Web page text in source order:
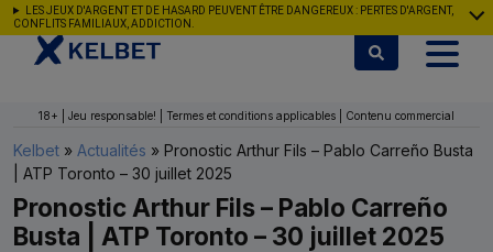
Aller au contenu
LES JEUX D'ARGENT ET DE HASARD PEUVENT ÊTRE DANGEREUX : PERTES D'ARGENT,
CONFLITS FAMILIAUX, ADDICTION.
18+ | Jeu responsable! | Termes et conditions applicables | Contenu commercial
Kelbet » Actualités » Pronostic Arthur Fils – Pablo Carreño Busta
| ATP Toronto – 30 juillet 2025
Pronostic Arthur Fils – Pablo Carreño
Busta | ATP Toronto – 30 juillet 2025